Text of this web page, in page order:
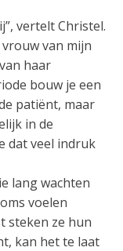
vertelt Christel.
van mijn
haar
bouw je een
patiënt, maar
in de
dat veel indruk
lang wachten
voelen
steken ze hun
kan het te laat